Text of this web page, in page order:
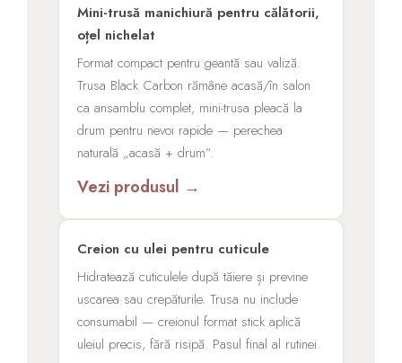
Mini-trusă manichiură pentru călătorii,
oțel nichelat
Format compact pentru geantă sau valiză.
Trusa Black Carbon rămâne acasă/în salon
ca ansamblu complet, mini-trusa pleacă la
drum pentru nevoi rapide — perechea
naturală „acasă + drum”.
Vezi produsul →
Creion cu ulei pentru cuticule
Hidratează cuticulele după tăiere și previne
uscarea sau crepăturile. Trusa nu include
consumabil — creionul format stick aplică
uleiul precis, fără risipă. Pasul final al rutinei.